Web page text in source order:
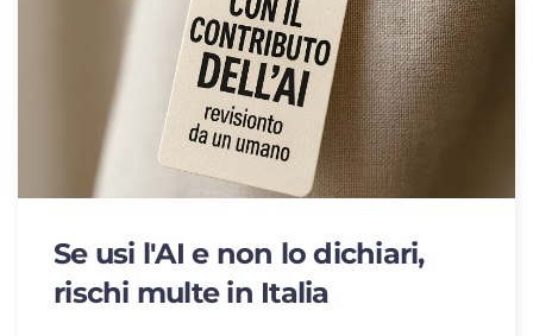
Se usi l'AI e non lo dichiari,
rischi multe in Italia